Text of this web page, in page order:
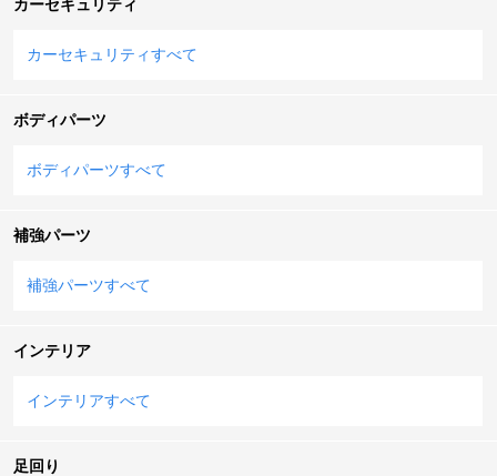
カーセキュリティ
カーセキュリティすべて
ボディパーツ
ボディパーツすべて
補強パーツ
補強パーツすべて
インテリア
インテリアすべて
足回り